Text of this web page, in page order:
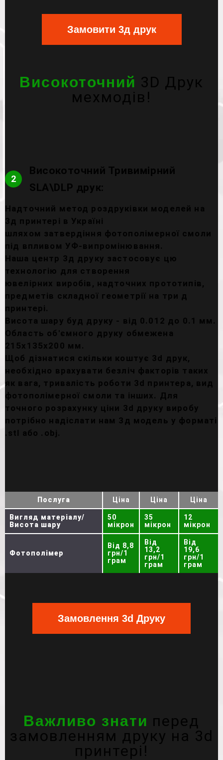
Замовити 3д друк
Високоточний 3D Друк
мехмодів!
2
Високоточний Тривимірний
SLA\DLP друк:
Надточний метод роздруківки моделей на
3д принтері в Україні
шляхом затвердіння фотополімерної смоли
під впливом УФ-випромінювання.
Наша центр 3д друку застосовує цю
технологію для створення
ювелірних виробів, надточних прототипів,
предметів складної геометрії на три д
принтері.
Висота шару буд друку - від 0.012 до 0.1 мм.
Область об'ємного друку обмежена
215х135х200 мм.
Щоб дізнатися скільки коштує 3d друк,
необхідно врахувати безліч факторів таких
як вага, тривалість роботи 3d принтера, вид
фотополімерної смоли та інших. Для
точного розрахунку ціни 3d друку виробу
потрібно надіслати нам 3д модель у форматі
.stl або .obj.
Послуга Ціна Ціна Ціна
Вигляд матеріалу/
Висота шару
50
мікрон
35
мікрон
12
мікрон
Фотополімер
Від 8,8
грн/1
грам
Від
13,2
грн/1
грам
Від
19,6
грн/1
грам
Замовлення 3d Друку
Важливо знати перед
замовленням друку на 3d
принтері!